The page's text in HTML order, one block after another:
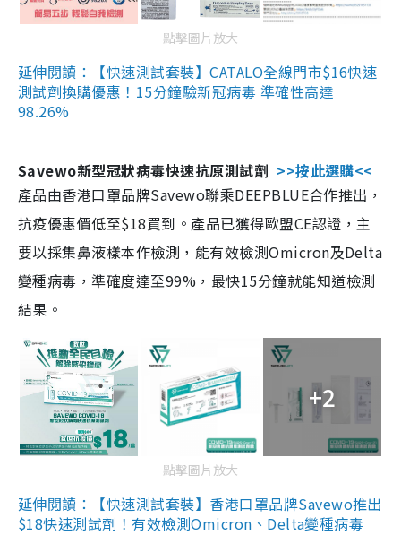
點擊圖片放大
延伸閱讀：【快速測試套裝】CATALO全線門市$16快速
測試劑換購優惠！15分鐘驗新冠病毒 準確性高達
98.26%
Savewo新型冠狀病毒快速抗原測試劑 >>按此選購<<
產品由香港口罩品牌Savewo聯乘DEEPBLUE合作推出，
抗疫優惠價低至$18買到。產品已獲得歐盟CE認證，主
要以採集鼻液樣本作檢測，能有效檢測Omicron及Delta
變種病毒，準確度達至99%，最快15分鐘就能知道檢測
結果。
+2
點擊圖片放大
延伸閱讀：【快速測試套裝】香港口罩品牌Savewo推出
$18快速測試劑！有效檢測Omicron、Delta變種病毒